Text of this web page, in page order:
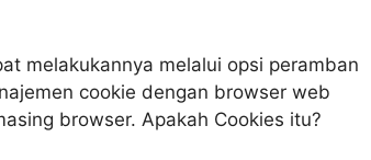
melakukannya melalui opsi peramban
cookie dengan browser web
browser. Apakah Cookies itu?